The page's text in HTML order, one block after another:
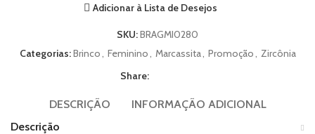
Adicionar à Lista de Desejos
SKU:BRAGMI0280
Categorias:Brinco, Feminino, Marcassita, Promoção, Zircônia
Share:
DESCRIÇÃO
INFORMAÇÃO ADICIONAL
Descrição